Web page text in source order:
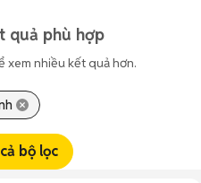
quả phù hợp
xem nhiều kết quả hơn.
bộ lọc